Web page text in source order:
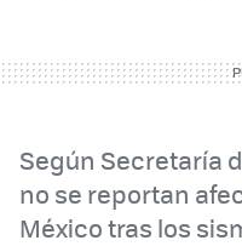
Según Secretaría
no se reportan
México tras los